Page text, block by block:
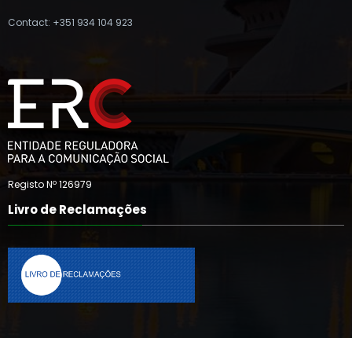
Contact: +351 934 104 923
Registo Nº 126979
Livro de Reclamações